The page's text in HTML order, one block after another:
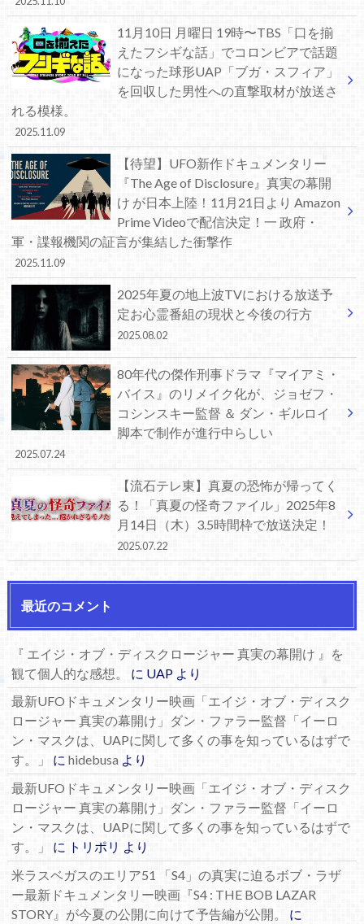
11月10日 月曜日 19時〜TBS「口を揃
えたフシギな話」でコロンビアで話題
になった球形UAP「ブガ・スフィア」
を回収した男性への直撃取材が放送さ
れる模様。
2025.11.09
【待望】UFO新作ドキュメンタリー
『The Age of Disclosure』真実の幕開
け が日本上陸！11月21日より Amazon
Prime Videoで配信決定！一 政府・
軍・諜報機関の証言が集結した衝撃作
2025.11.09
2025年夏の地上波TVにおける放送予
定お心霊番組の現状と今後の行方
2025.08.02
80年代の傑作刑事ドラマ『マイアミ・
バイス』のリメイク化が、ジョゼフ・
コシンスキー監督 ＆ ダン・ギルロイ
脚本で制作が進行中らしい
2025.07.24
【流石テレ東】真夏の恐怖が帰ってく
る！「真夏の怪奇ファイル」2025年8
月14日（木）3.5時間枠で放送決定！
2025.07.22
最近のコメント
『 エイジ・オブ・ディスクロージャー 真実の幕開け 』を
観て個人的な感想。
に UAPより
最新UFOドキュメンタリー映画「エイジ・オブ・ディスク
ロージャー 真実の幕開け」ダン・ファラー監督「イーロ
ン・マスクは、UAPに関して多くの事を知っているはずで
す。」
に hidebusaより
最新UFOドキュメンタリー映画「エイジ・オブ・ディスク
ロージャー 真実の幕開け」ダン・ファラー監督「イーロ
ン・マスクは、UAPに関して多くの事を知っているはずで
す。」
に トリポリ より
米ラスベガスのエリア51 「S4」の真実に迫るボブ・ラザ
ー最新ドキュメンタリー映画『S4 : THE BOB LAZAR
STORY』が今夏の公開に向けて予告編が公開。
に